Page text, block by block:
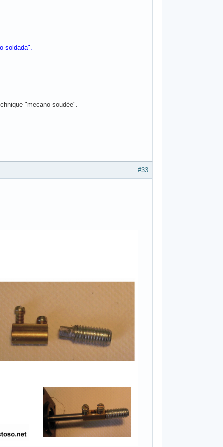
soldada".
"mecano-soudée".
#33